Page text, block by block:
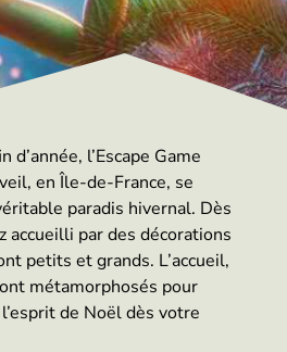
l’Escape Game
en Île-de-France, se
paradis hivernal. Dès
accueilli par des décorations
petits et grands. L’accueil,
métamorphosés pour
de Noël dès votre